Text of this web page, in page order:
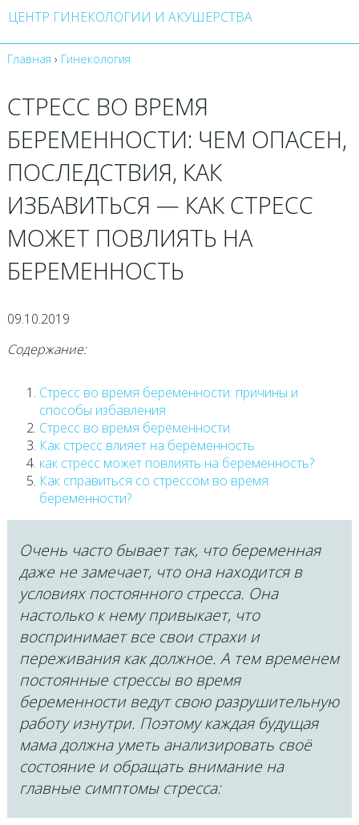
ЦЕНТР ГИНЕКОЛОГИИ И АКУШЕРСТВА
Главная › Гинекология
СТРЕСС ВО ВРЕМЯ
БЕРЕМЕННОСТИ: ЧЕМ ОПАСЕН,
ПОСЛЕДСТВИЯ, КАК
ИЗБАВИТЬСЯ — КАК СТРЕСС
МОЖЕТ ПОВЛИЯТЬ НА
БЕРЕМЕННОСТЬ
09.10.2019
Содержание:
Стресс во время беременности: причины и
способы избавления
Стресс во время беременности
Как стресс влияет на беременность
как стресс может повлиять на беременность?
Как справиться со стрессом во время
беременности?
Очень часто бывает так, что беременная
даже не замечает, что она находится в
условиях постоянного стресса. Она
настолько к нему привыкает, что
воспринимает все свои страхи и
переживания как должное. А тем временем
постоянные стрессы во время
беременности ведут свою разрушительную
работу изнутри. Поэтому каждая будущая
мама должна уметь анализировать своё
состояние и обращать внимание на
главные симптомы стресса: